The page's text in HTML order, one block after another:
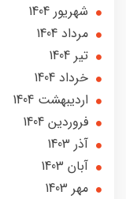
شهریور 1404
مرداد 1404
تير 1404
خرداد 1404
ارديبهشت 1404
فروردین 1404
آذر 1403
آبان 1403
مهر 1403